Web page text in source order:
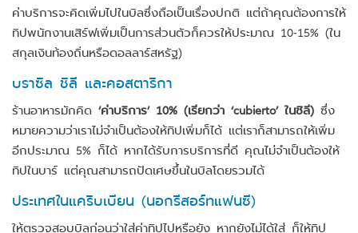
ค่าบริการจะคิดเพิ่มไปในบิลซึ่งถือเป็นเรื่องปกติ แต่ถ้าคุณต้องการให้
ทิปพนักงานเสิร์ฟเพิ่มเป็นการส่วนตัวก็ควรให้ประมาณ 10-15% (ใน
สกุลเงินท้องถิ่นหรือดอลลาร์สหรัฐ)
บราซิล ชิลี และคอสตาริกา
ร้านอาหารมักคิด ‘ค่าบริการ’ 10% (เรียกว่า ‘cubierto’ ในชิลี) ซึ่ง
หมายความว่าเราไม่จำเป็นต้องให้ทิปเพิ่มก็ได้ แต่เราก็สามารถให้เพิ่ม
อีกประมาณ 5% ก็ได้ หากได้รับการบริการที่ดี คุณไม่จำเป็นต้องให้
ทิปในบาร์ แต่คุณสามารถปัดเศษขึ้นในบิลโดยรวมได้
ประเทศในแคริบเบียน (นอกรีสอร์ทแฟนซี)
ให้ตรวจสอบบิลก่อนว่าใส่ค่าทิปไปหรือยัง หากยังไม่ได้ใส่ ก็ให้ทิป